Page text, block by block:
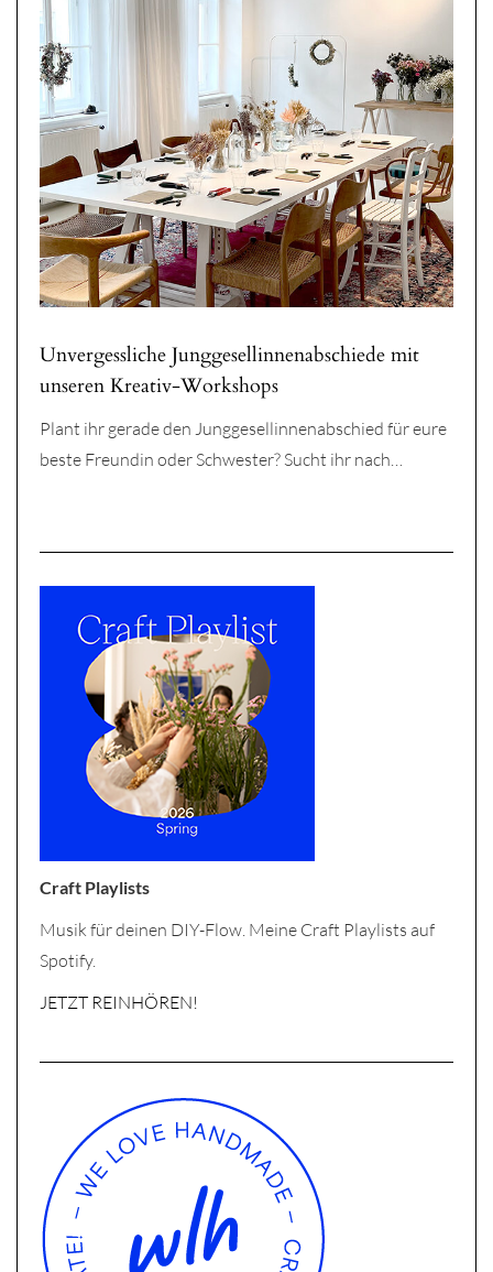
Unvergessliche Junggesellinnenabschiede mit
unseren Kreativ-Workshops
Plant ihr gerade den Junggesellinnenabschied für eure
beste Freundin oder Schwester? Sucht ihr nach…
Craft Playlists
Musik für deinen DIY-Flow. Meine Craft Playlists auf
Spotify.
JETZT REINHÖREN!